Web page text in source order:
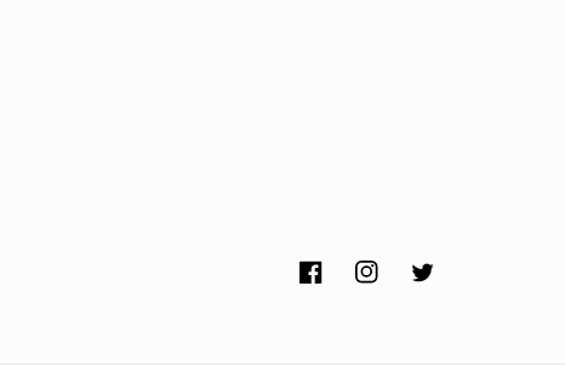
FacebookInstagramTwitter